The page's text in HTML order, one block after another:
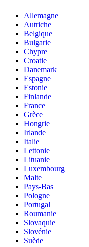
Allemagne
Autriche
Belgique
Bulgarie
Chypre
Croatie
Danemark
Espagne
Estonie
Finlande
France
Grèce
Hongrie
Irlande
Italie
Lettonie
Lituanie
Luxembourg
Malte
Pays-Bas
Pologne
Portugal
Roumanie
Slovaquie
Slovénie
Suède